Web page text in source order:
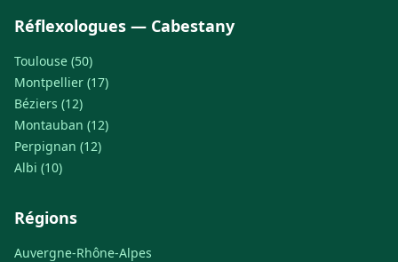
Réflexologues — Cabestany
Toulouse (50)
Montpellier (17)
Béziers (12)
Montauban (12)
Perpignan (12)
Albi (10)
Régions
Auvergne-Rhône-Alpes